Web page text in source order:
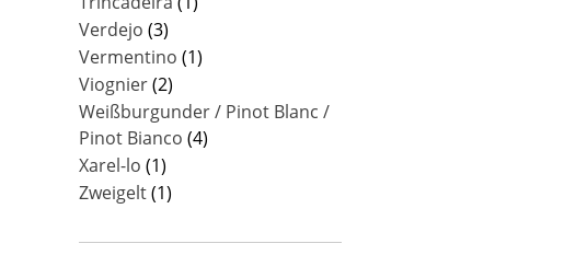
Verdejo (3)
Vermentino (1)
Viognier(2)
Weißburgunder / Pinot Blanc /
Pinot Bianco (4)
Xarel-lo (1)
Zweigelt(1)